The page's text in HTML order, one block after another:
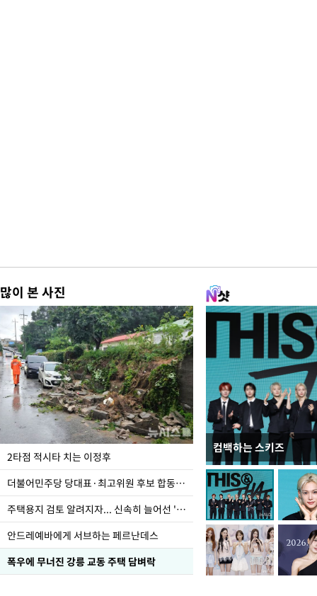
많이 본 사진
2타점 적시타 치는 이정후
더불어민주당 당대표·최고위원 후보 합동연설회
주택용지 검토 알려지자... 신속히 늘어선 '근조화환'
안드레예바에게 서브하는 페르난데스
폭우에 무너진 강릉 교동 주택 담벼락
컴백하는 스키즈
이번주 국회에는 무